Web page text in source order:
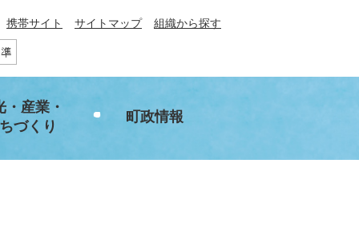
携帯サイト サイトマップ 組織から探す
・産業・
づくり
町政情報